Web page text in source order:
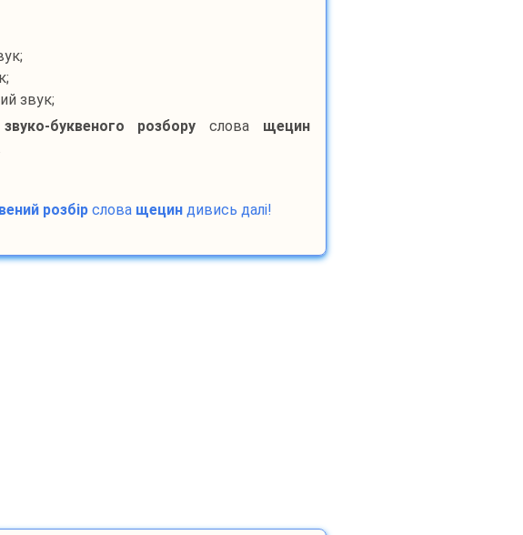
звук;
буквеного розбору слова щецин
розбірслова щециндивись далі!